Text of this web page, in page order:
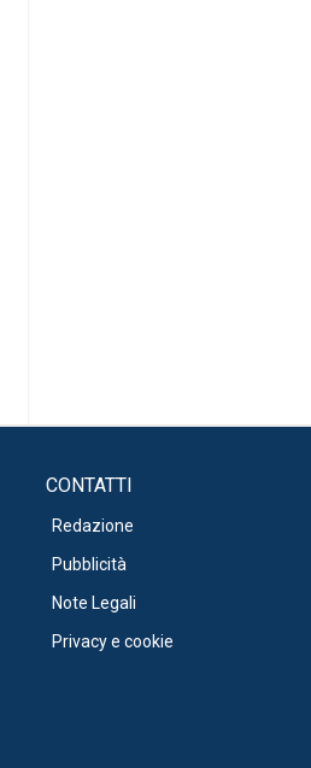
CONTATTI
Redazione
Pubblicità
Note Legali
Privacy e cookie